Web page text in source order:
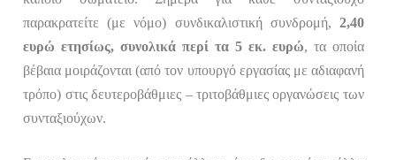
παρακρατείτε (με νόμο) συνδικαλιστική συνδρομή, 2,40
ευρώ ετησίως, συνολικά περί τα 5 εκ. ευρώ, τα οποία
βέβαια μοιράζονται (από τον υπουργό εργασίας με αδιαφανή
τρόπο) στις δευτεροβάθμιες – τριτοβάθμιες οργανώσεις των
συνταξιούχων.